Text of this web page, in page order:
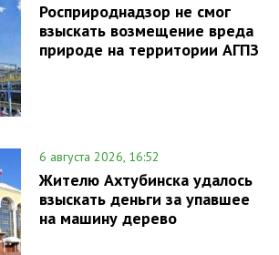
Росприроднадзор не смог
взыскать возмещение вреда
природе на территории АГПЗ
6 августа 2026, 16:52
Жителю Ахтубинска удалось
взыскать деньги за упавшее
на машину дерево